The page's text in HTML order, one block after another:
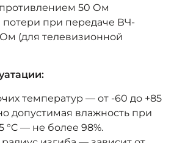
50 Ом
при передаче ВЧ-
(для телевизионной
температур — от -60 до +85
допустимая влажность при
°C — не более 98%.